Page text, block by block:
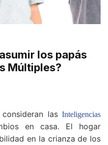
los papás
Múltiples?
las Inteligencias
en casa. El hogar
en la crianza de los